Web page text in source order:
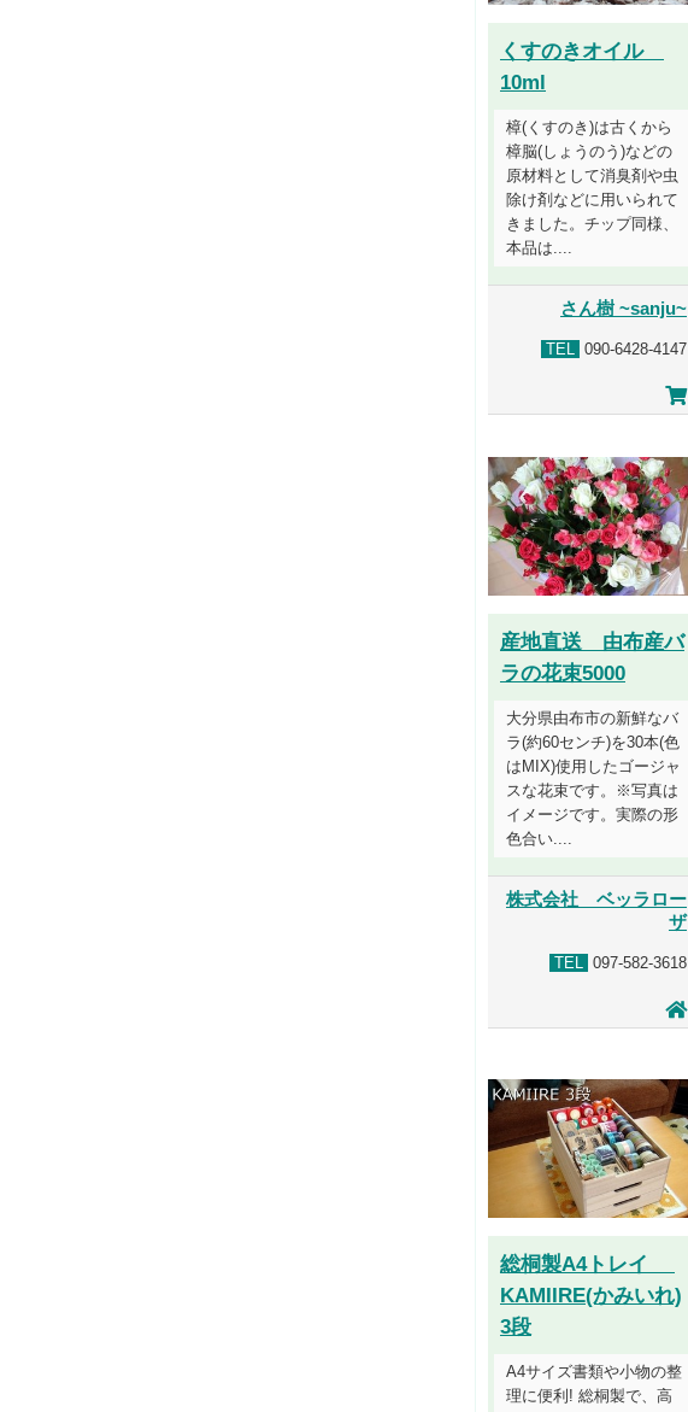
くすのきオイル
10ml
樟(くすのき)は古くから
樟脳(しょうのう)などの
原材料として消臭剤や虫
除け剤などに用いられて
きました。チップ同様、
本品は....
さん樹 ~sanju~
TEL 090-6428-4147
産地直送 由布産バ
ラの花束5000
大分県由布市の新鮮なバ
ラ(約60センチ)を30本(色
はMIX)使用したゴージャ
スな花束です。※写真は
イメージです。実際の形
色合い....
株式会社 ベッラロー
ザ
TEL 097-582-3618
総桐製A4トレイ
KAMIIRE(かみいれ)
3段
A4サイズ書類や小物の整
理に便利! 総桐製で、高